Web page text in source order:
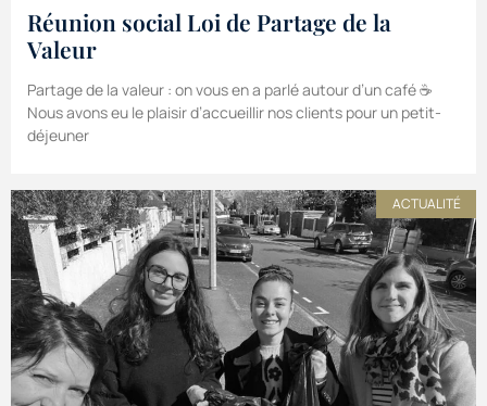
Réunion social Loi de Partage de la
Valeur
Partage de la valeur : on vous en a parlé autour d’un café ☕️
Nous avons eu le plaisir d’accueillir nos clients pour un petit-
déjeuner
ACTUALITÉ